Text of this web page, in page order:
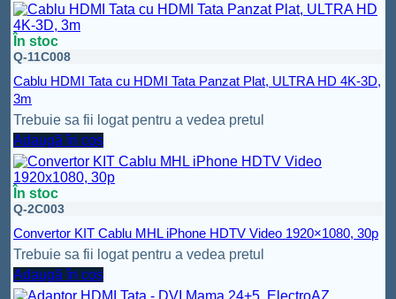
În stoc
Q-11C008
Cablu HDMI Tata cu HDMI Tata Panzat Plat, ULTRA HD 4K-3D,
3m
Trebuie sa fii logat pentru a vedea pretul
Adaugă în coș
În stoc
Q-2C003
Convertor KIT Cablu MHL iPhone HDTV Video 1920×1080, 30p
Trebuie sa fii logat pentru a vedea pretul
Adaugă în coș